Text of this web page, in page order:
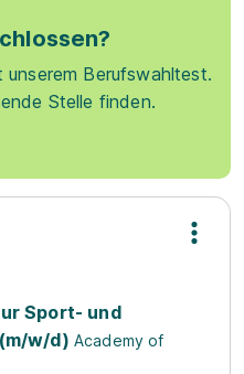
unserem Berufswahltest.
Stelle finden.
Sport- und
w/d) Academy of